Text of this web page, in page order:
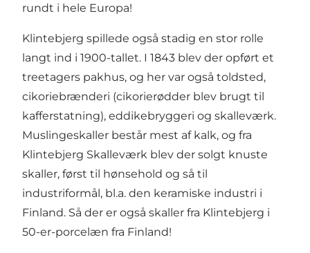
rundt i hele Europa!
Klintebjerg spillede også stadig en stor rolle
langt ind i 1900-tallet. I 1843 blev der opført et
treetagers pakhus, og her var også toldsted,
cikoriebrænderi (cikorierødder blev brugt til
kafferstatning), eddikebryggeri og skalleværk.
Muslingeskaller består mest af kalk, og fra
Klintebjerg Skalleværk blev der solgt knuste
skaller, først til hønsehold og så til
industriformål, bl.a. den keramiske industri i
Finland. Så der er også skaller fra Klintebjerg i
50-er-porcelæn fra Finland!